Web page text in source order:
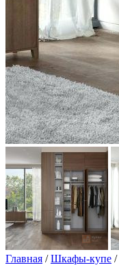
Главная /Шкафы-купе /